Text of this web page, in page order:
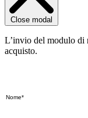
Close modal
L’invio del modulo di
acquisto.